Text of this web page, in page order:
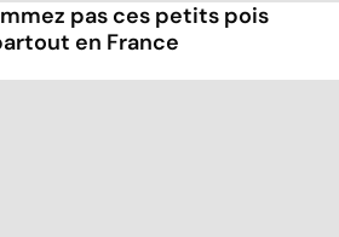
pas ces petits pois
en France